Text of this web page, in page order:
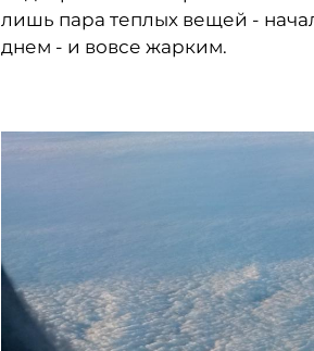
лишь пара теплых вещей -
днем - и вовсе жарким.